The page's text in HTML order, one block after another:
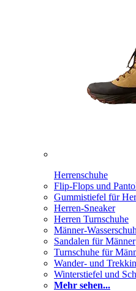
Herrenschuhe
Flip-Flops und
Gummistiefel für
Herren-Sneaker
Herren Turnschuhe
Männer-
Sandalen für Männer
Turnschuhe für
Wander- und
Winterstiefel und
Mehr sehen...